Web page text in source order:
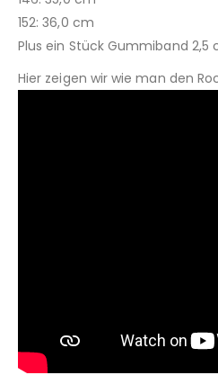
152: 36,0 cm
Plus ein Stück Gummiband 2,5
Hier zeigen wir wie man den